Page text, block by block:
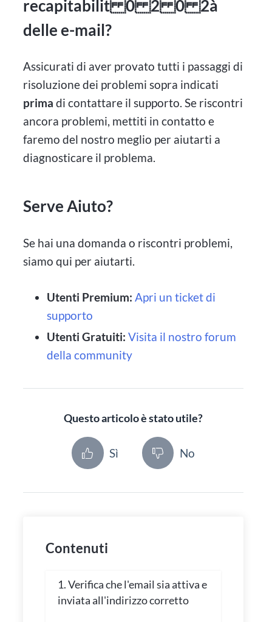
recapitabilit 0 2 0 2à
delle e-mail?
Assicurati di aver provato tutti i passaggi di
risoluzione dei problemi sopra indicati
prima di contattare il supporto. Se riscontri
ancora problemi, mettiti in contatto e
faremo del nostro meglio per aiutarti a
diagnosticare il problema.
Serve Aiuto?
Se hai una domanda o riscontri problemi,
siamo qui per aiutarti.
Utenti Premium: Apri un ticket di
supporto
Utenti Gratuiti: Visita il nostro forum
della community
Questo articolo è stato utile?
Sì No
Contenuti
1. Verifica che l'email sia attiva e
inviata all'indirizzo corretto